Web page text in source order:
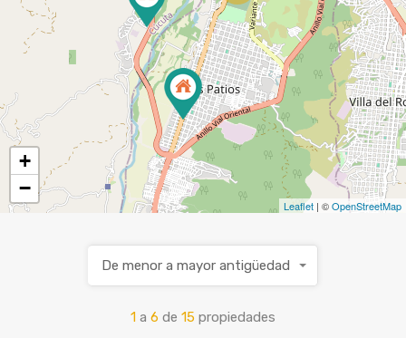
+
−
Leaflet | ©OpenStreetMap
1 a 6 de 15 propiedades
De menor a mayor antigüedad